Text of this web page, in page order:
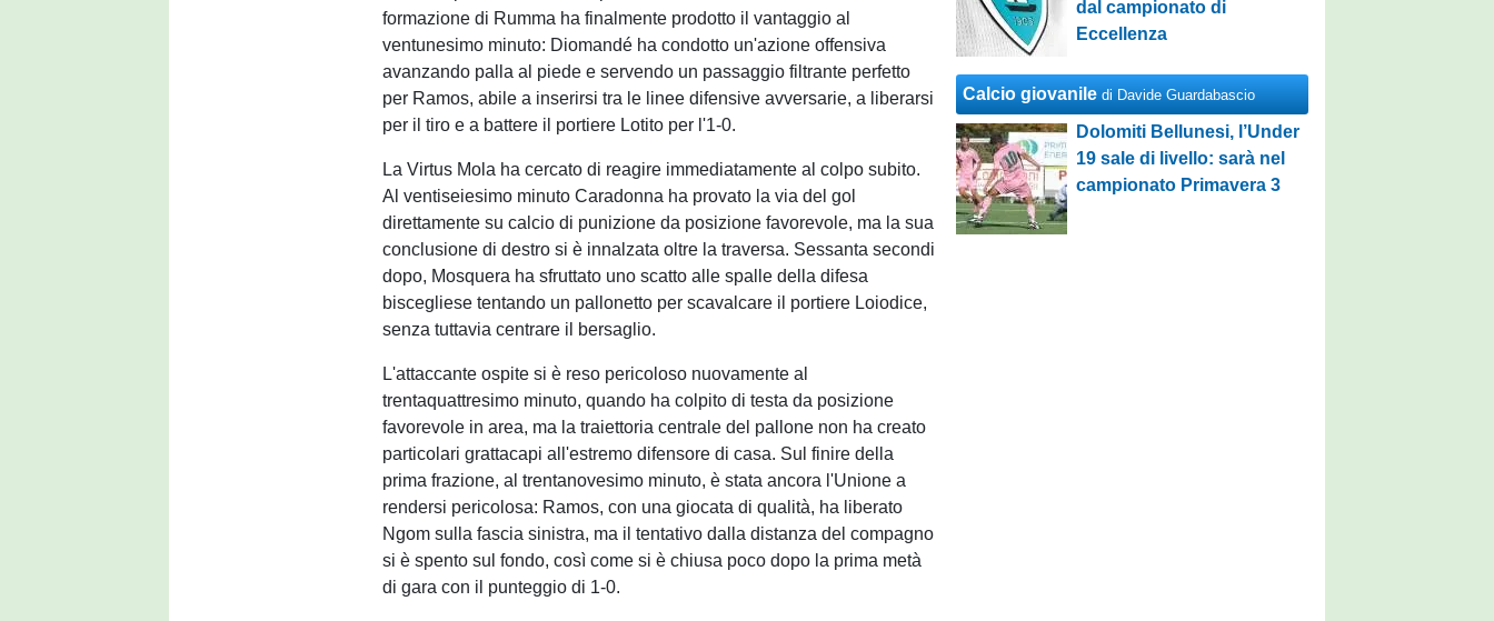
formazione di Rumma ha finalmente prodotto il vantaggio al
ventunesimo minuto: Diomandé ha condotto un'azione offensiva
avanzando palla al piede e servendo un passaggio filtrante perfetto
per Ramos, abile a inserirsi tra le linee difensive avversarie, a liberarsi
per il tiro e a battere il portiere Lotito per l'1-0.
La Virtus Mola ha cercato di reagire immediatamente al colpo subito.
Al ventiseiesimo minuto Caradonna ha provato la via del gol
direttamente su calcio di punizione da posizione favorevole, ma la sua
conclusione di destro si è innalzata oltre la traversa. Sessanta secondi
dopo, Mosquera ha sfruttato uno scatto alle spalle della difesa
biscegliese tentando un pallonetto per scavalcare il portiere Loiodice,
senza tuttavia centrare il bersaglio.
L'attaccante ospite si è reso pericoloso nuovamente al
trentaquattresimo minuto, quando ha colpito di testa da posizione
favorevole in area, ma la traiettoria centrale del pallone non ha creato
particolari grattacapi all'estremo difensore di casa. Sul finire della
prima frazione, al trentanovesimo minuto, è stata ancora l'Unione a
rendersi pericolosa: Ramos, con una giocata di qualità, ha liberato
Ngom sulla fascia sinistra, ma il tentativo dalla distanza del compagno
si è spento sul fondo, così come si è chiusa poco dopo la prima metà
di gara con il punteggio di 1-0.
dal campionato di
Eccellenza
Calcio giovanile di Davide Guardabascio
Dolomiti Bellunesi, l’Under
19 sale di livello: sarà nel
campionato Primavera 3